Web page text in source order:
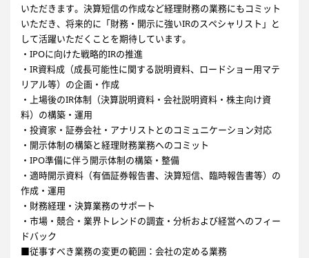
いただきます。決算短信の作成など経理財務の業務にもコミット
いただき、将来的に「財務・開示に強いIRのスペシャリスト」と
して活躍いただくことを期待しています。
・IPOに向けた戦略的IRの推進
・IR資料成（成長可能性に関する説明資料、ロードショー用マテ
リアル等）の企画・作成
・上場後のIR体制（決算説明資料・会社説明資料・株主向け資
料）の構築・運用
・投資家・証券会社・アナリストとのコミュニケーション対応
・開示体制の構築と経理財務業務へのコミット
・IPO準備に伴う開示体制の構築・整備
・適時開示資料（有価証券報告書、決算短信、臨時報告書等）の
作成・運用
・財務経理・決算業務のサポート
・市場・競合・業界トレンドの調査・分析および経営へのフィー
ドバック
■従事すべき業務の変更の範囲：会社の定める業務